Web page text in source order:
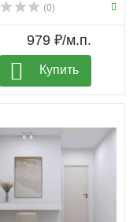
(0)
979 ₽/м.п.
Купить